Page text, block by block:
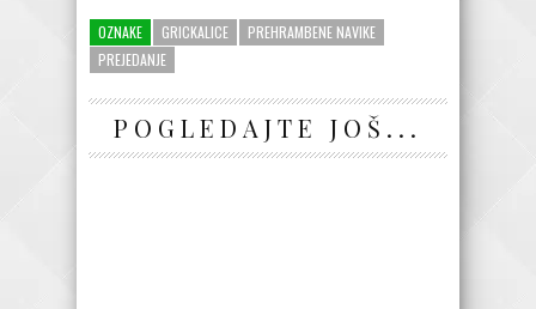
OZNAKE GRICKALICE
PREHRAMBENE NAVIKE
PREJEDANJE
POGLEDAJTE JOŠ...